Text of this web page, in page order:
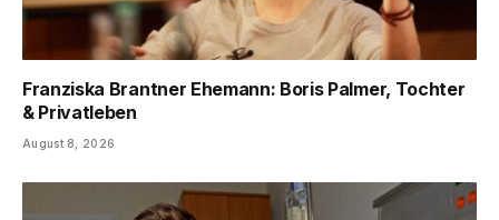
Franziska Brantner Ehemann: Boris Palmer, Tochter
& Privatleben
August 8, 2026